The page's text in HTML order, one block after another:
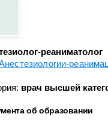
реаниматолог
врач высшей
об образовании